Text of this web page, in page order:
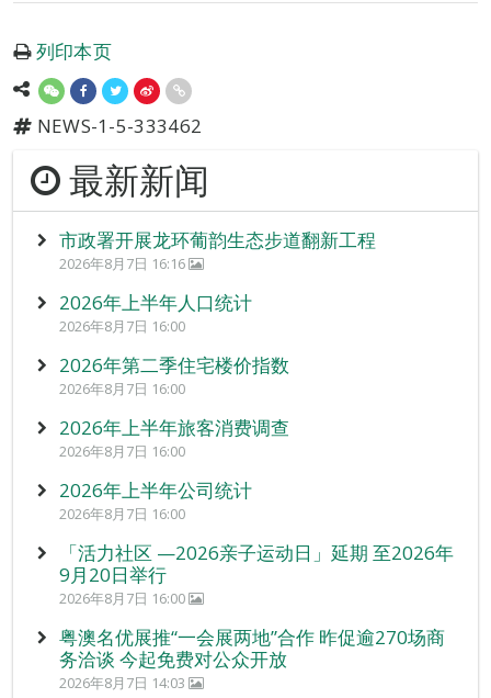
列印本页
NEWS-1-5-333462
最新新闻
市政署开展龙环葡韵生态步道翻新工程
2026年8月7日 16:16
2026年上半年人口统计
2026年8月7日 16:00
2026年第二季住宅楼价指数
2026年8月7日 16:00
2026年上半年旅客消费调查
2026年8月7日 16:00
2026年上半年公司统计
2026年8月7日 16:00
「活力社区 —2026亲子运动日」延期 至2026年
9月20日举行
2026年8月7日 16:00
粤澳名优展推“一会展两地”合作 昨促逾270场商
务洽谈 今起免费对公众开放
2026年8月7日 14:03